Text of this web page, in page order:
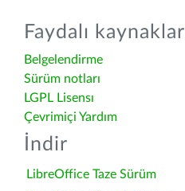
Faydalı kaynaklar
Belgelendirme
Sürüm notları
LGPL Lisensı
Çevrimiçi Yardım
İndir
LibreOffice Taze Sürüm